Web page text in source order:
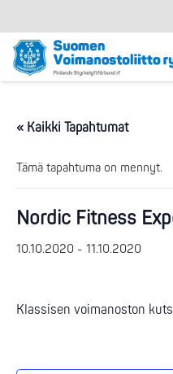
« Kaikki Tapahtumat
Tämä tapahtuma on mennyt.
Nordic Fitness
10.10.2020 - 11.10.2020
Klassisen voimanoston